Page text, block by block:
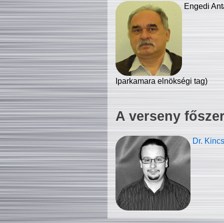
Engedi
Iparkamara elnökségi tag)
A verseny
Dr.